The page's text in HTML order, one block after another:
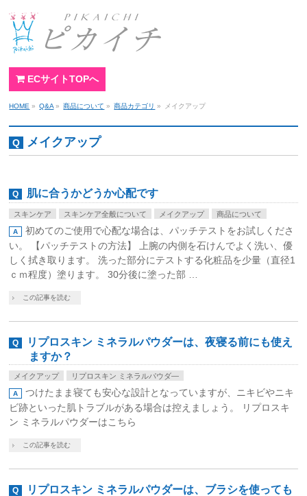
ECサイトTOPへ
HOME » Q&A » 商品について » 商品カテゴリ » メイクアップ
メイクアップ
肌に合うかどうか心配です
スキンケア スキンケア全般について メイクアップ 商品について
初めてのご使用で心配な場合は、パッチテストをお試しくださ
い。 【パッチテストの方法】 上腕の内側を石けんでよく洗い、優
しく拭き取ります。 洗った部分にテストする化粧品を少量（直径1
ｃｍ程度）塗ります。 30分後に塗った部 …
この記事を読む
リプロスキン ミネラルパウダーは、夜寝る前にも使え
ますか？
メイクアップ リプロスキン ミネラルパウダ―
つけたまま寝ても安心な設計となっていますが、ニキビやニキ
ビ跡といった肌トラブルがある場合は控えましょう。 リプロスキ
ン ミネラルパウダーはこちら
この記事を読む
リプロスキン ミネラルパウダーは、ブラシを使っても